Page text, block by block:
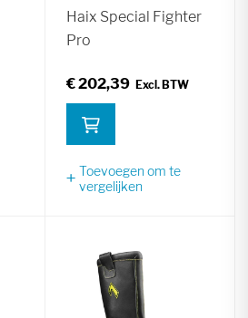
Haix Special Fighter
Pro
€ 202,39
Toevoegen om te
vergelijken